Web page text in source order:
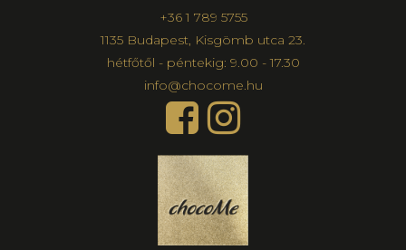
+36 1 789 5755
1135 Budapest, Kisgömb utca 23.
hétfőtől - péntekig: 9.00 - 17.30
info@chocome.hu